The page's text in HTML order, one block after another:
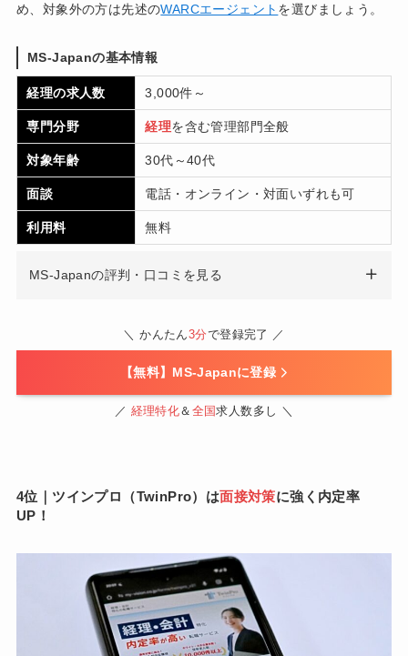
め、対象外の方は先述のWARCエージェント を選びましょう。
MS-Japanの基本情報
経理の求人数 3,000件～
専門分野 経理を含む管理部門全般
対象年齢 30代～40代
面談 電話・オンライン・対面いずれも可
利用料 無料
MS-Japanの評判・口コミを見る
＼ かんたん3分で登録完了 ／
【無料】MS-Japanに登録
／ 経理特化＆ 全国求人数多し ＼
4位｜ツインプロ（TwinPro）は面接対策に強く内定率
UP！